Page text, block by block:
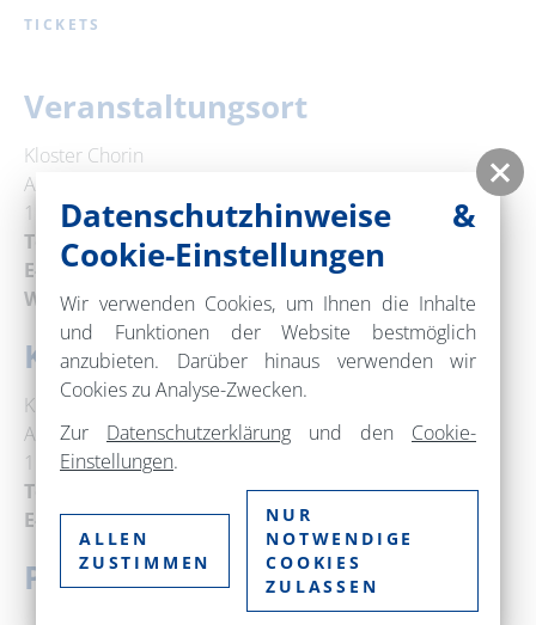
TICKETS
Veranstaltungsort
Kloster Chorin
Amt Chorin 11a
16230 Chorin
Telefon:
+49 33366 70377
E-Mail:info@kloster-chorin.org
Web:www.kloster-chorin.org
Kontakt
Kloster Chorin
Amt Chorin 11
16230 Chorin
Telefon:
+49 33366 70377
E-Mail:info@kloster-chorin.org
Preise
Datenschutzhinweise &
Cookie-Einstellungen
Wir verwenden Cookies, um Ihnen die Inhalte
und Funktionen der Website bestmöglich
anzubieten. Darüber hinaus verwenden wir
Cookies zu Analyse-Zwecken.
Zur Datenschutzerklärung und den Cookie-
Einstellungen.
ALLEN
ZUSTIMMEN
NUR
NOTWENDIGE
COOKIES
ZULASSEN